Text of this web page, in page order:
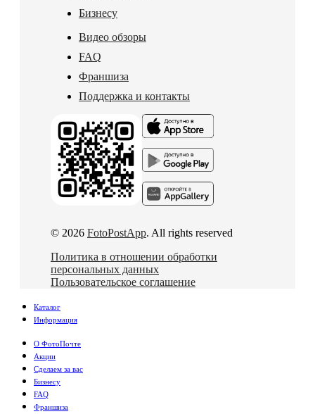
Бизнесу
Видео обзоры
FAQ
Франшиза
Поддержка и контакты
© 2026 FotoPostApp. All rights reserved
Политика в отношении обработки
персональных данных
Пользовательское соглашение
Каталог
Информация
О ФотоПочте
Акции
Сделаем за вас
Бизнесу
FAQ
Франшиза